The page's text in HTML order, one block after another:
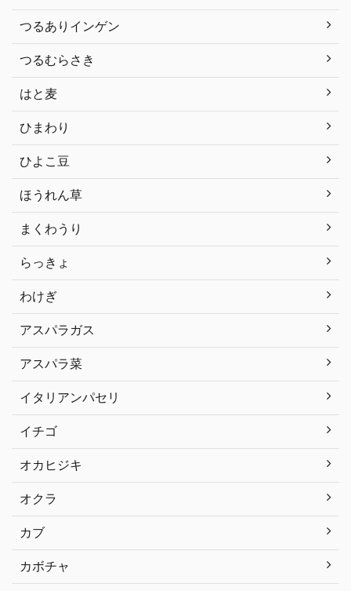
つるありインゲン
つるむらさき
はと麦
ひまわり
ひよこ豆
ほうれん草
まくわうり
らっきょ
わけぎ
アスパラガス
アスパラ菜
イタリアンパセリ
イチゴ
オカヒジキ
オクラ
カブ
カボチャ